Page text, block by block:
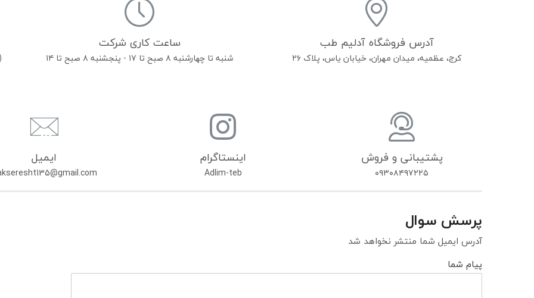
آدرس فروشگاه آدلیم طب
کرج، عظمیه، میدان مهران، خیابان یاس، پلاک ۲۶
ساعت کاری شرکت
شنبه تا چهارشنبه ۸ صبح تا ۱۷ - پنجشنبه ۸ صبح تا ۱۴
پشتیبانی و فروش
۰۹۳۰۸۴۹۷۲۲۵
اینستاگرام
Adlim-teb
ایمیل
پرسش سوال
آدرس ایمیل شما منتشر نخواهد شد
پیام شما